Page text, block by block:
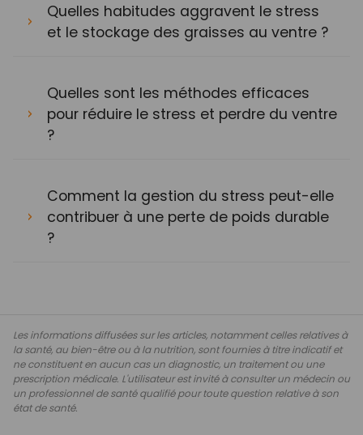
Quelles habitudes aggravent le stress
et le stockage des graisses au ventre ?
Quelles sont les méthodes efficaces
pour réduire le stress et perdre du ventre
?
Comment la gestion du stress peut-elle
contribuer à une perte de poids durable
?
Les informations diffusées sur les articles, notamment celles relatives à
la santé, au bien-être ou à la nutrition, sont fournies à titre indicatif et
ne constituent en aucun cas un diagnostic, un traitement ou une
prescription médicale. L'utilisateur est invité à consulter un médecin ou
un professionnel de santé qualifié pour toute question relative à son
état de santé.